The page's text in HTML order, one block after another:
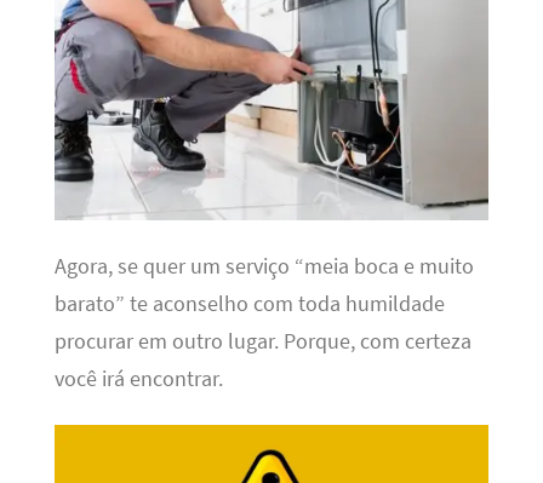
Agora, se quer um serviço “meia boca e muito
barato” te aconselho com toda humildade
procurar em outro lugar. Porque, com certeza
você irá encontrar.